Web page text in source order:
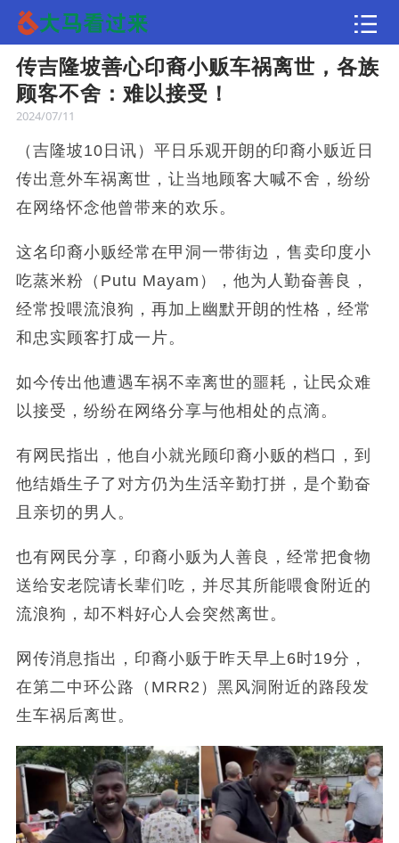
传吉隆坡善心印裔小贩车祸离世，各族
顾客不舍：难以接受！
2024/07/11
（吉隆坡10日讯）平日乐观开朗的印裔小贩近日
传出意外车祸离世，让当地顾客大喊不舍，纷纷
在网络怀念他曾带来的欢乐。
这名印裔小贩经常在甲洞一带街边，售卖印度小
吃蒸米粉（Putu Mayam），他为人勤奋善良，
经常投喂流浪狗，再加上幽默开朗的性格，经常
和忠实顾客打成一片。
如今传出他遭遇车祸不幸离世的噩耗，让民众难
以接受，纷纷在网络分享与他相处的点滴。
有网民指出，他自小就光顾印裔小贩的档口，到
他结婚生子了对方仍为生活辛勤打拼，是个勤奋
且亲切的男人。
也有网民分享，印裔小贩为人善良，经常把食物
送给安老院请长辈们吃，并尽其所能喂食附近的
流浪狗，却不料好心人会突然离世。
网传消息指出，印裔小贩于昨天早上6时19分，
在第二中环公路（MRR2）黑风洞附近的路段发
生车祸后离世。
文章